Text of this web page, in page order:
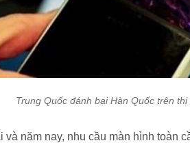
Trung Quốc đánh bại Hàn Quốc trên
và năm nay, nhu cầu màn hình toàn